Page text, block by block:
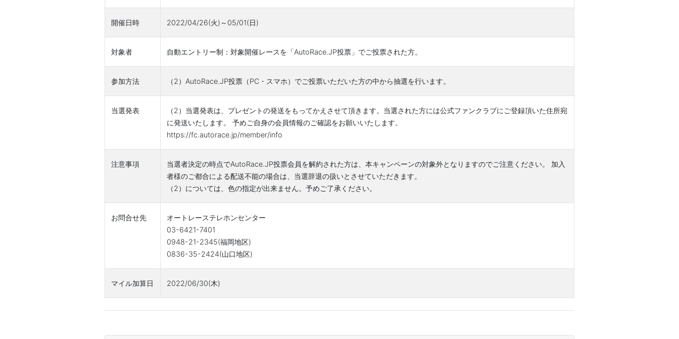
開催日時 2022/04/26(火)～05/01(日)
対象者 自動エントリー制：対象開催レースを「AutoRace.JP投票」でご投票された方。
参加方法 （2）AutoRace.JP投票（PC・スマホ）でご投票いただいた方の中から抽選を行います。
当選発表
（2）当選発表は、プレゼントの発送をもってかえさせて頂きます。当選された方には公式ファンクラブにご登録頂いた住所宛
に発送いたします。 予めご自身の会員情報のご確認をお願いいたします。
https://fc.autorace.jp/member/info
注意事項
当選者決定の時点でAutoRace.JP投票会員を解約された方は、本キャンペーンの対象外となりますのでご注意ください。 加入
者様のご都合による配送不能の場合は、当選辞退の扱いとさせていただきます。
（2）については、色の指定が出来ません。予めご了承ください。
お問合せ先
オートレーステレホンセンター
03-6421-7401
0948-21-2345(福岡地区)
0836-35-2424(山口地区)
マイル加算日 2022/06/30(木)